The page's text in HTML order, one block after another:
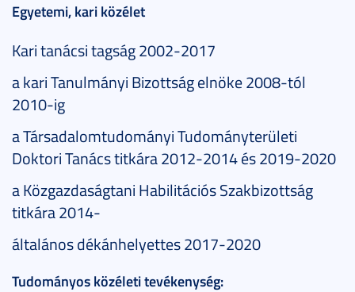
Egyetemi, kari közélet
Kari tanácsi tagság 2002-2017
a kari Tanulmányi Bizottság elnöke 2008-tól
2010-ig
a Társadalomtudományi Tudományterületi
Doktori Tanács titkára 2012-2014 és 2019-2020
a Közgazdaságtani Habilitációs Szakbizottság
titkára 2014-
általános dékánhelyettes 2017-2020
Tudományos közéleti tevékenység: